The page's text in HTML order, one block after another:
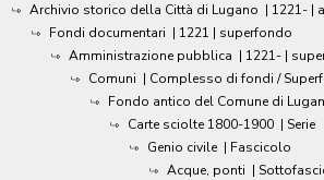
Archivio storico della Città di Lugano | 1221- |
Fondi documentari | 1221 | superfondo
Amministrazione pubblica | 1221- |
Comuni | Complesso di fondi /
Fondo antico del Comune di
Carte sciolte 1800-1900 | Serie
Genio civile | Fascicolo
Acque, ponti |